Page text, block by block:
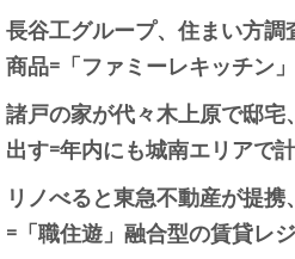
長谷工グループ、住まい方
商品=「ファミーレキッチン
諸戸の家が代々木上原で邸
出す=年内にも城南エリアで
リノべると東急不動産が提
=「職住遊」融合型の賃貸レ